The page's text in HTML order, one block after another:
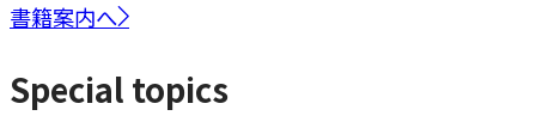
書籍案内へ
Special topics